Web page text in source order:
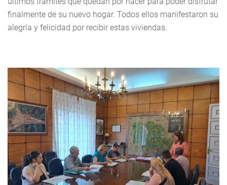
finalmente de su nuevo hogar. Todos ellos manifestaron su
alegría y felicidad por recibir estas viviendas.